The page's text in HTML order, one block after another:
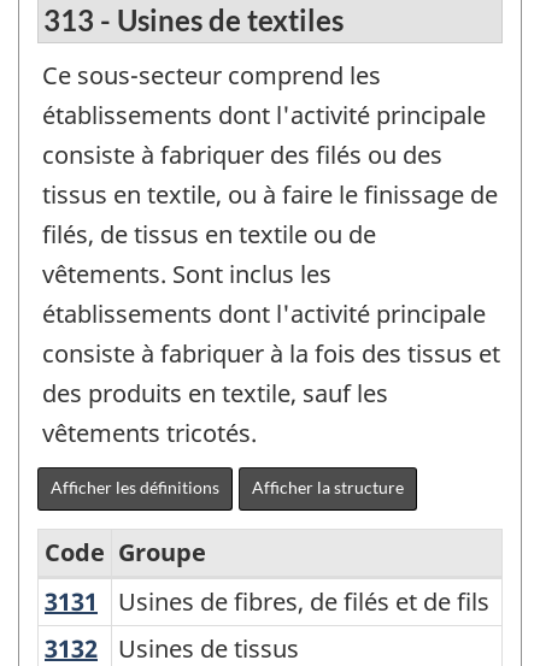
313 - Usines de textiles
Ce sous-secteur comprend les
établissements dont l'activité principale
consiste à fabriquer des filés ou des
tissus en textile, ou à faire le finissage de
filés, de tissus en textile ou de
vêtements. Sont inclus les
établissements dont l'activité principale
consiste à fabriquer à la fois des tissus et
des produits en textile, sauf les
vêtements tricotés.
Afficher les définitions Afficher la structure
Système
de
Code Groupe
3131
Usines de fibres, de filés et de fils
Usines de fibres, de filés et de fils
3132 Usines de tissus
Usines de tissus